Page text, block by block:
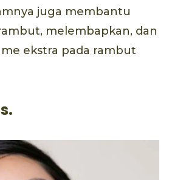
juga membantu
melembapkan, dan
ekstra pada rambut